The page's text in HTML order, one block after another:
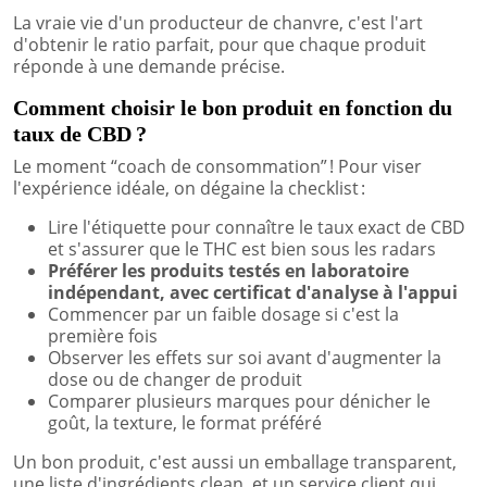
La vraie vie d'un producteur de chanvre, c'est l'art
d'obtenir le ratio parfait, pour que chaque produit
réponde à une demande précise.
Comment choisir le bon produit en fonction du
taux de CBD ?
Le moment “coach de consommation” ! Pour viser
l'expérience idéale, on dégaine la checklist :
Lire l'étiquette pour connaître le taux exact de CBD
et s'assurer que le THC est bien sous les radars
Préférer les produits testés en laboratoire
indépendant, avec certificat d'analyse à l'appui
Commencer par un faible dosage si c'est la
première fois
Observer les effets sur soi avant d'augmenter la
dose ou de changer de produit
Comparer plusieurs marques pour dénicher le
goût, la texture, le format préféré
Un bon produit, c'est aussi un emballage transparent,